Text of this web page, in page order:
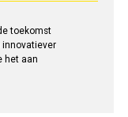
toekomst
innovatiever
het aan